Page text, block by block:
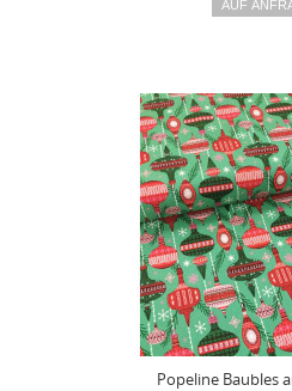
Popeline Baubles